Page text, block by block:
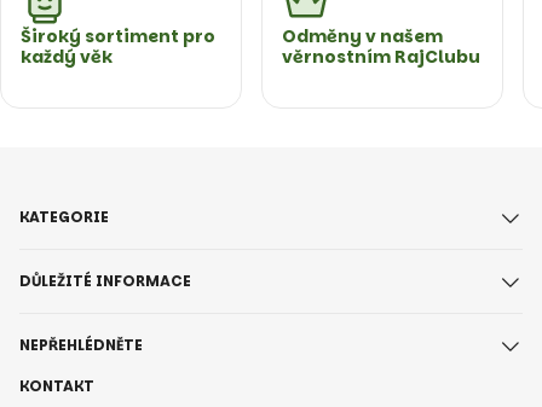
Široký sortiment pro
každý věk
Odměny v našem
věrnostním RajClubu
KONTAKT
KATEGORIE
DŮLEŽITÉ INFORMACE
NEPŘEHLÉDNĚTE